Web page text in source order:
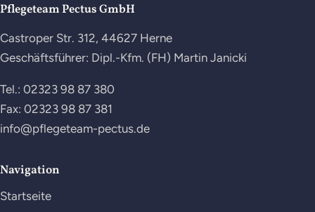
Pflegeteam Pectus GmbH
Castroper Str. 312, 44627 Herne
Geschäftsführer: Dipl.-Kfm. (FH) Martin Janicki
Tel.: 02323 98 87 380
Fax: 02323 98 87 381
info@pflegeteam-pectus.de
Navigation
Startseite